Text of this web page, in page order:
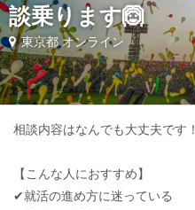
談乗ります🙆
東京都 オンライン
相談内容はなんでも大丈夫です！
【こんな人におすすめ】
✔︎就活の進め方に迷っている